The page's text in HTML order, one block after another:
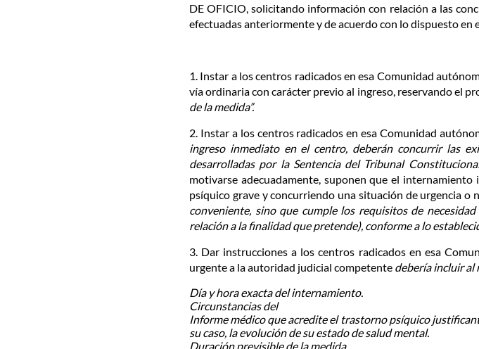
DE OFICIO, solicitando información con relación a las
efectuadas anteriormente y de acuerdo con lo dispuesto en
1. Instar a los centros radicados en esa Comunidad
vía ordinaria con carácter previo al ingreso, reservando el
de la medida”.
2. Instar a los centros radicados en esa Comunidad
ingreso inmediato en el centro, deberán concurrir las
desarrolladas por la Sentencia del Tribunal
motivarse adecuadamente, suponen que el
psíquico grave y concurriendo una situación de urgencia o
conveniente, sino que cumple los requisitos de necesidad
relación a la finalidad que pretende), conforme a lo
3. Dar instrucciones a los centros radicados en esa
urgente a la autoridad judicial competente debería incluir al
Día y hora exacta del internamiento.
Circunstancias del
Informe médico que acredite el trastorno psíquico
su caso, la evolución de su estado de salud mental.
Duración previsible de la medida.